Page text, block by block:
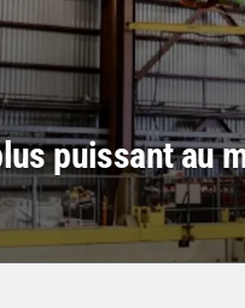
puissant au